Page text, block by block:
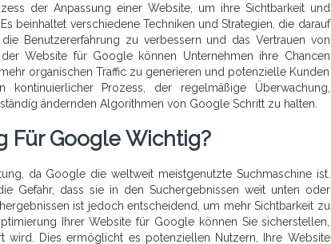
der Anpassung einer Website, um ihre Sichtbarkeit und
beinhaltet verschiedene Techniken und Strategien, die darauf
Benutzererfahrung zu verbessern und das Vertrauen von
Website für Google können Unternehmen ihre Chancen
organischen Traffic zu generieren und potenzielle Kunden
Prozess, der regelmäßige Überwachung,
ändernden Algorithmen von Google Schritt zu halten.
Für Google Wichtig?
da Google die weltweit meistgenutzte Suchmaschine ist.
Gefahr, dass sie in den Suchergebnissen weit unten oder
ist jedoch entscheidend, um mehr Sichtbarkeit zu
Ihrer Website für Google können Sie sicherstellen,
wird. Dies ermöglicht es potenziellen Nutzern, Ihre Website